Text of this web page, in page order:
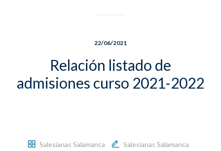
22/06/2021
Relación listado de
admisiones curso 2021-2022
Salesianas Salamanca
Salesianas Salamanca